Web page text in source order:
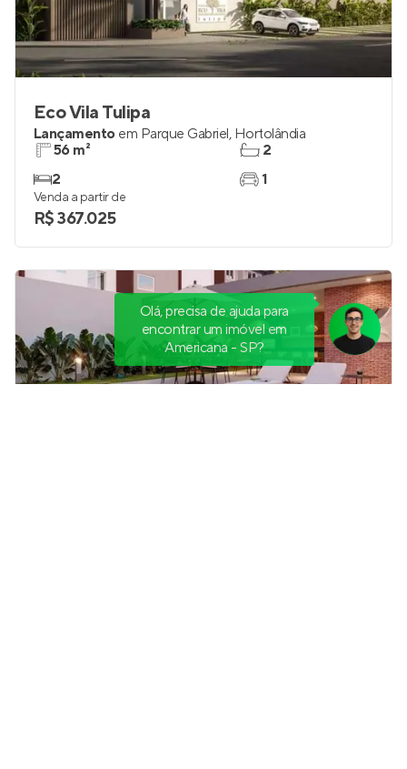
Eco Vila Tulipa
Lançamento em Parque Gabriel, Hortolândia
56 m²
2
2
1
Venda a partir de
R$ 367.025
Olá, precisa de ajuda para
encontrar um imóvel em
Americana - SP?